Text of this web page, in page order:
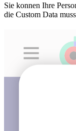
Sie konnen Ihre
die Custom Data